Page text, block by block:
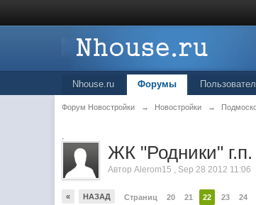
Nhouse.ru Форумы
Форум Новостройки → Новостройки →
.
ЖК "Родники"
АвторAlerom15 , Sep 28 2012 11:06
« НАЗАД Страниц 20 21 22 23 24